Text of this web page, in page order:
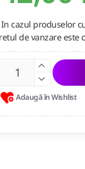
Adaugă în Wishlist
cazul produselor
de vanzare este